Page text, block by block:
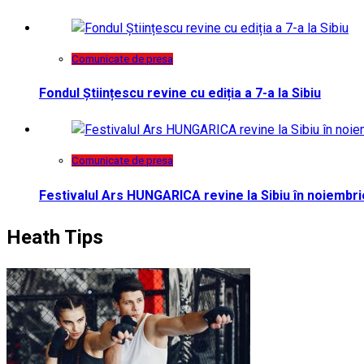
Comunicate de presa
Fondul Științescu revine cu ediția a 7-a la Sibiu
Comunicate de presa
Festivalul Ars HUNGARICA revine la Sibiu în
Heath Tips